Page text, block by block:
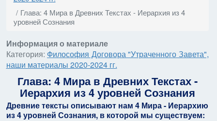
Глава: 4 Мира в Древних Текстах - Иерархия из 4
уровней Сознания
Информация о материале
Категория: Философия Договора "Утраченного Завета",
наши материалы 2020-2024 гг.
Глава: 4 Мира в Древних Текстах -
Иерархия из 4 уровней Сознания
Древние тексты описывают нам 4 Мира - Иерархию
из 4 уровней Сознания, в которой мы существуем: